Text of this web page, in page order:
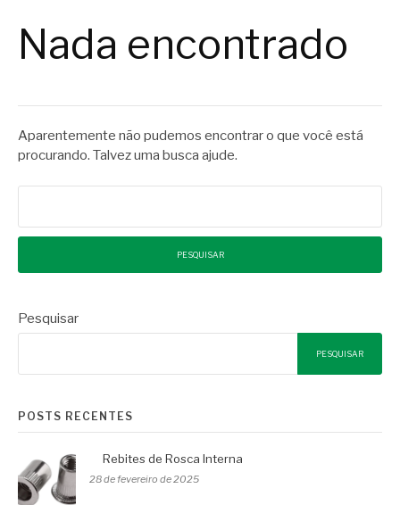
Nada encontrado
Aparentemente não pudemos encontrar o que você está
procurando. Talvez uma busca ajude.
Pesquisar
PESQUISAR
POSTS RECENTES
Rebites de Rosca Interna
28 de fevereiro de 2025